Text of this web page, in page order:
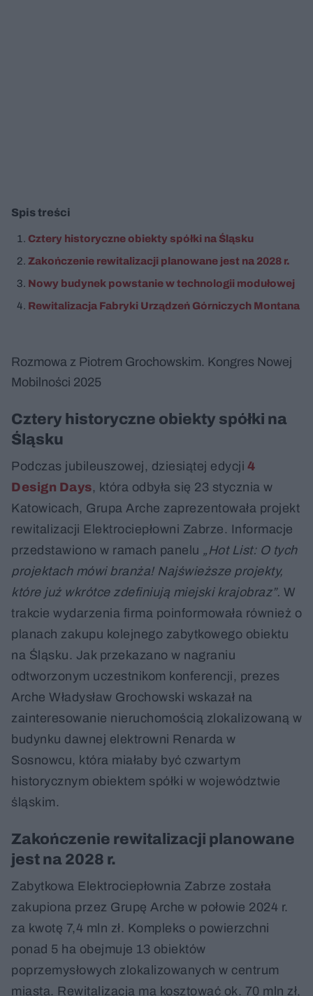
Spis treści
Cztery historyczne obiekty spółki na Śląsku
Zakończenie rewitalizacji planowane jest na 2028 r.
Nowy budynek powstanie w technologii modułowej
Rewitalizacja Fabryki Urządzeń Górniczych Montana
Rozmowa z Piotrem Grochowskim. Kongres Nowej
Mobilności 2025
Cztery historyczne obiekty spółki na
Śląsku
Podczas jubileuszowej, dziesiątej edycji 4
Design Days, która odbyła się 23 stycznia w
Katowicach, Grupa Arche zaprezentowała projekt
rewitalizacji Elektrociepłowni Zabrze. Informacje
przedstawiono w ramach panelu „Hot List: O tych
projektach mówi branża! Najświeższe projekty,
które już wkrótce zdefiniują miejski krajobraz”. W
trakcie wydarzenia firma poinformowała również o
planach zakupu kolejnego zabytkowego obiektu
na Śląsku. Jak przekazano w nagraniu
odtworzonym uczestnikom konferencji, prezes
Arche Władysław Grochowski wskazał na
zainteresowanie nieruchomością zlokalizowaną w
budynku dawnej elektrowni Renarda w
Sosnowcu, która miałaby być czwartym
historycznym obiektem spółki w województwie
śląskim.
Zakończenie rewitalizacji planowane
jest na 2028 r.
Zabytkowa Elektrociepłownia Zabrze została
zakupiona przez Grupę Arche w połowie 2024 r.
za kwotę 7,4 mln zł. Kompleks o powierzchni
ponad 5 ha obejmuje 13 obiektów
poprzemysłowych zlokalizowanych w centrum
miasta. Rewitalizacja ma kosztować ok. 70 mln zł,